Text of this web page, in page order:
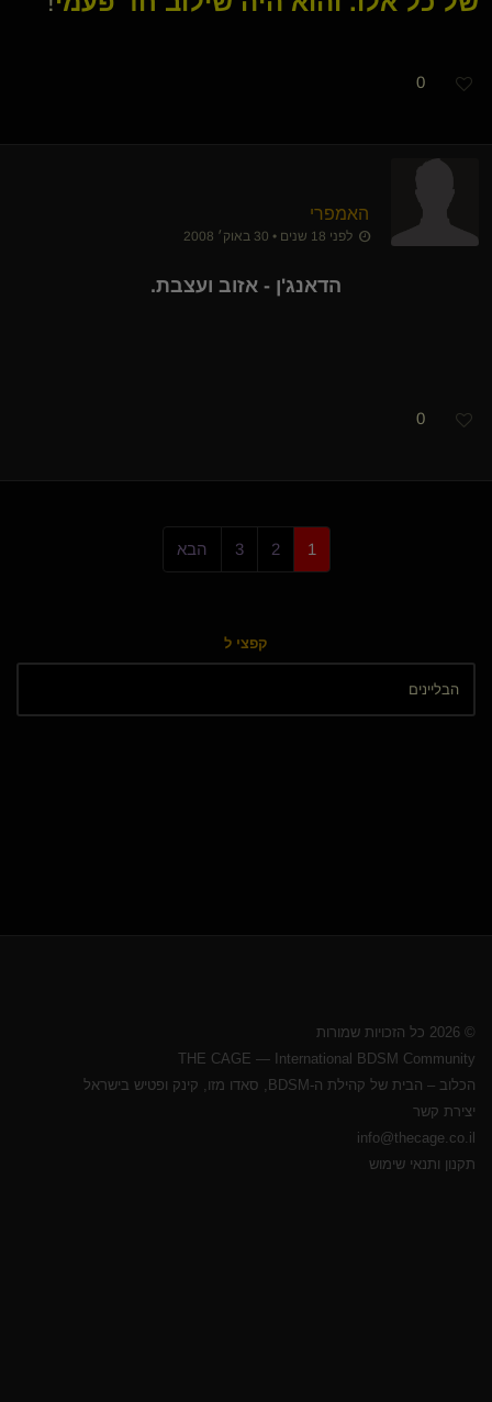
0
האמפרי
לפני 18 שנים • 30 באוק׳ 2008
הדאנג'ן - אזוב ועצבת.
0
1
2
3 הבא
קפצי ל
© 2026 כל הזכויות שמורות
THE CAGE — International BDSM Community
הכלוב – הבית של קהילת ה-BDSM, סאדו מזו, קינק ופטיש בישראל
יצירת קשר
info@thecage.co.il
תקנון ותנאי שימוש